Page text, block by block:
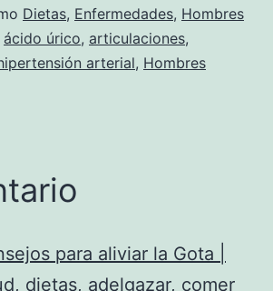
Dietas, Enfermedades, Hombres
ácido úrico, articulaciones,
arterial, Hombres
para aliviar la Gota |
dietas, adelgazar, comer